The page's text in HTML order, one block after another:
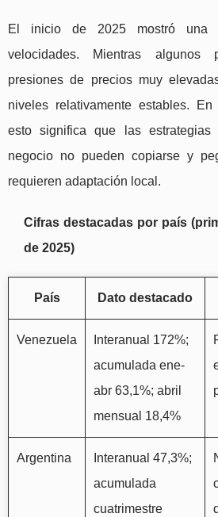
El inicio de 2025 mostró una
velocidades. Mientras algunos
presiones de precios muy
niveles relativamente estables. En
esto significa que las
negocio no pueden copiarse y
requieren adaptación local.
Cifras destacadas por país
de 2025)
País Dato destacado
Venezuela
Interanual 172%;
acumulada ene-
abr 63,1%; abril
mensual 18,4%
Argentina
Interanual 47,3%;
acumulada
cuatrimestre